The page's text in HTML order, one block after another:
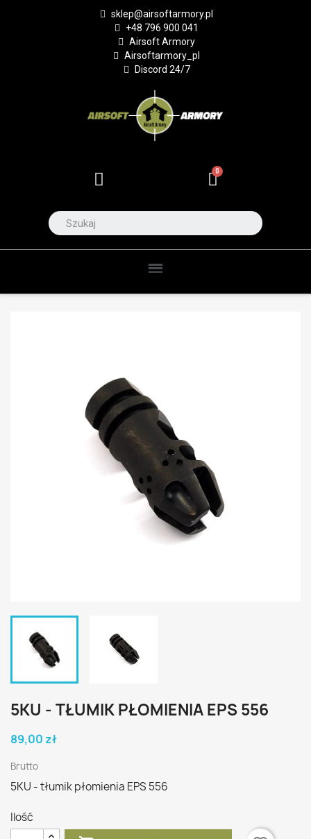
sklep@airsoftarmory.pl
+48 796 900 041
Airsoft Armory
Airsoftarmory_pl
Discord 24/7
5KU - TŁUMIK PŁOMIENIA EPS 556
89,00 zł
Brutto
5KU - tłumik płomienia EPS 556
Ilość